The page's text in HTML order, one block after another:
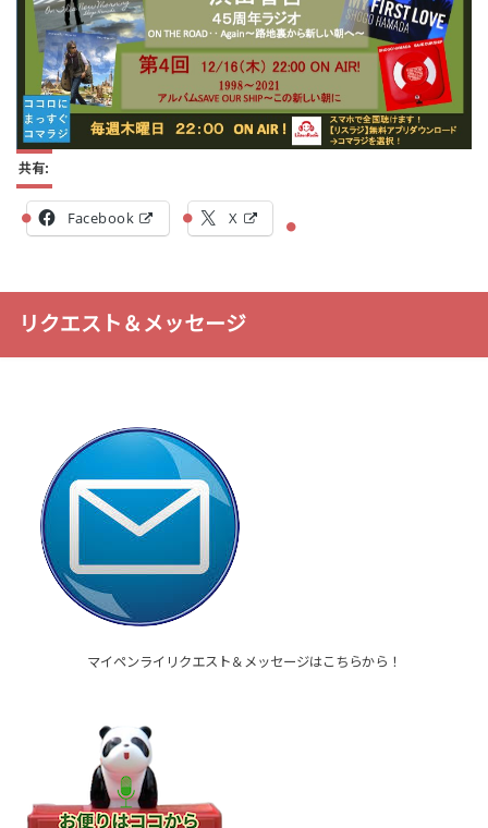
共有:
Facebook X
リクエスト＆メッセージ
マイペンライリクエスト＆メッセージはこちらから！